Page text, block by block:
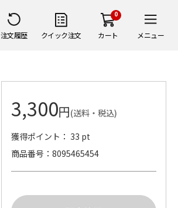
注文履歴 クイック注文
0
カート メニュー
3,300円(送料・税込)
獲得ポイント： 33 pt
商品番号
8095465454